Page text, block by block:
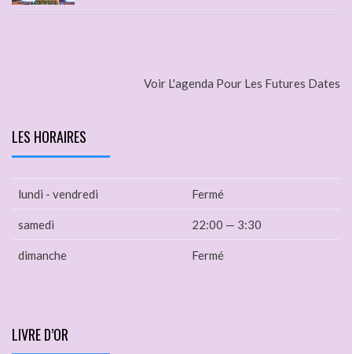
Voir L'agenda Pour Les Futures Dates
LES HORAIRES
lundi - vendredi Fermé
samedi 22:00 — 3:30
dimanche Fermé
LIVRE D’OR